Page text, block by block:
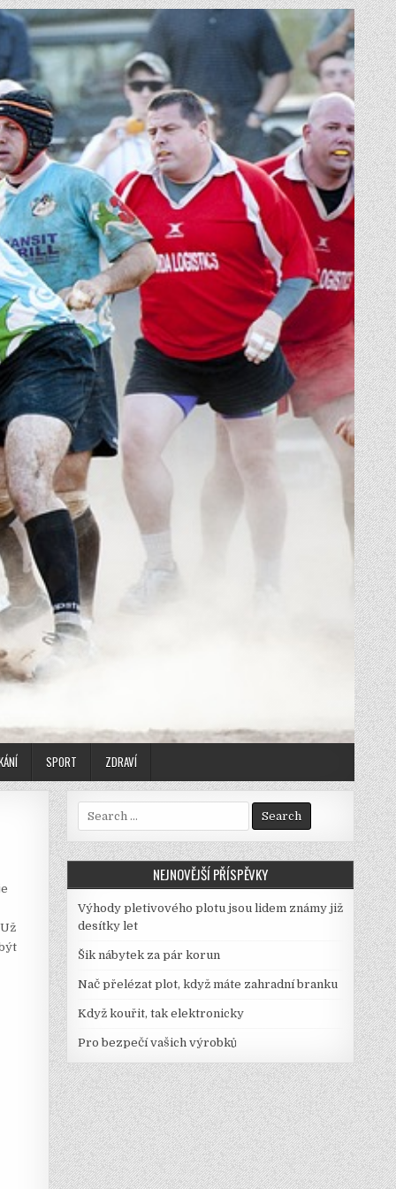
SPORT ZDRAVÍ
Search
for:
NEJNOVĚJŠÍ PŘÍSPĚVKY
Výhody pletivového plotu jsou lidem známy již
desítky let
Šik nábytek za pár korun
Nač přelézat plot, když máte zahradní branku
Když kouřit, tak elektronicky
Pro bezpečí vašich výrobků